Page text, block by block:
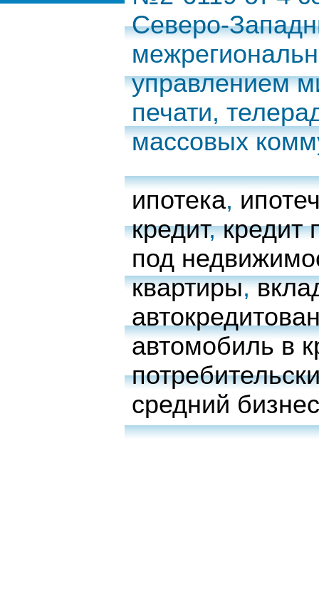
Северо-
управлением
печати,
массовых
ипотека,
кредит,кредит
под
квартиры,
автомобиль в
средний бизнес